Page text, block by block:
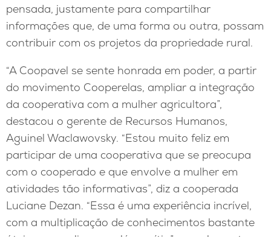
pensada, justamente para compartilhar
informações que, de uma forma ou outra, possam
contribuir com os projetos da propriedade rural.
“A Coopavel se sente honrada em poder, a partir
do movimento Cooperelas, ampliar a integração
da cooperativa com a mulher agricultora”,
destacou o gerente de Recursos Humanos,
Aguinel Waclawovsky. “Estou muito feliz em
participar de uma cooperativa que se preocupa
com o cooperado e que envolve a mulher em
atividades tão informativas”, diz a cooperada
Luciane Dezan. “Essa é uma experiência incrível,
com a multiplicação de conhecimentos bastante